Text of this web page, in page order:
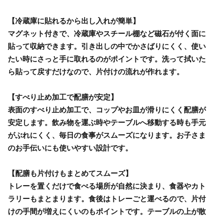
【冷蔵庫に貼れるから出し入れが簡単】
マグネット付きで、冷蔵庫やスチール棚など磁石が付く面に
貼って収納できます。引き出しの中でかさばりにくく、使い
たい時にさっと手に取れるのがポイントです。洗って拭いた
ら貼って戻すだけなので、片付けの流れが作れます。
【すべり止め加工で配膳が安定】
表面のすべり止め加工で、コップやお皿が滑りにくく配膳が
安定します。飲み物を運ぶ時やテーブルへ移動する時も手元
がぶれにくく、毎日の食事がスムーズになります。お子さま
のお手伝いにも使いやすい設計です。
【配膳も片付けもまとめてスムーズ】
トレーを置くだけで食べる場所が自然に決まり、食器やカト
ラリーもまとまります。食後はトレーごと運べるので、片付
けの手間が増えにくいのもポイントです。テーブルの上が散